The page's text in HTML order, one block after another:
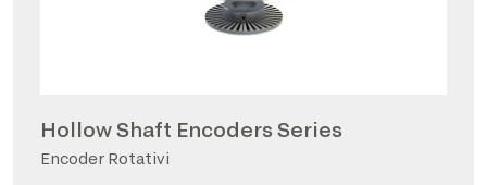
Hollow Shaft Encoders Series
Encoder Rotativi